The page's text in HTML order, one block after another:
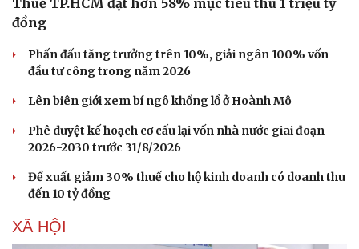
đồng
Phấn đấu tăng trưởng trên 10%, giải ngân 100% vốn
đầu tư công trong năm 2026
Lên biên giới xem bí ngô khổng lồ ở Hoành Mô
Phê duyệt kế hoạch cơ cấu lại vốn nhà nước giai đoạn
2026-2030 trước 31/8/2026
Đề xuất giảm 30% thuế cho hộ kinh doanh có doanh thu
đến 10 tỷ đồng
XÃ HỘI